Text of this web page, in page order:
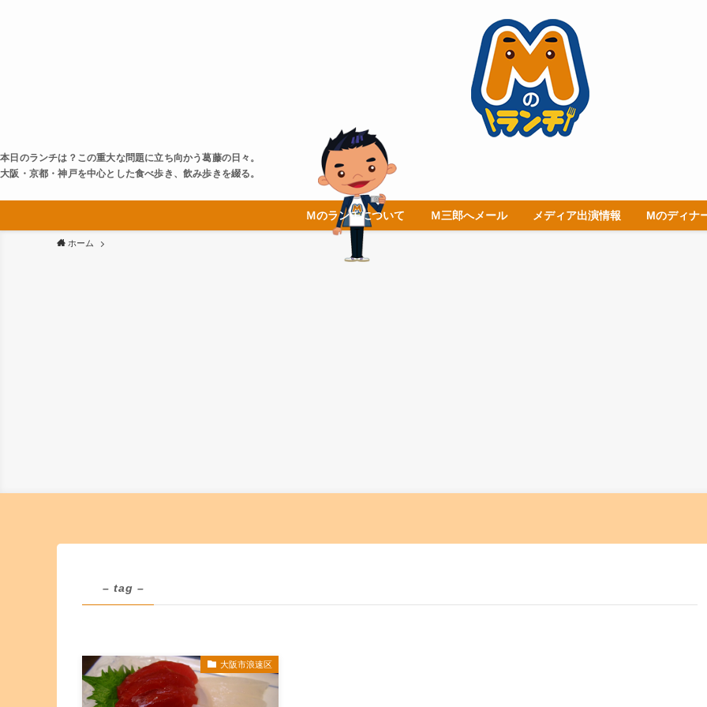
本日のランチは？この重大な問題に立ち向かう葛藤の日々。
大阪・京都・神戸を中心とした食べ歩き、飲み歩きを綴る。
Ｍのランチについて Ｍ三郎へメール メディア出演情報 Mのディナ
ホーム
– tag –
大阪市浪速区